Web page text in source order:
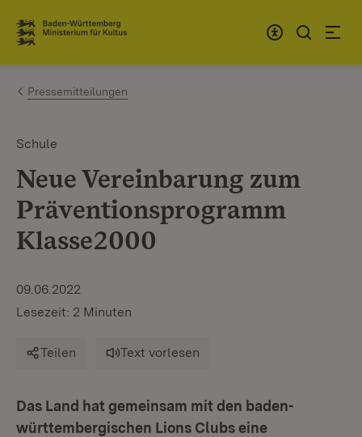
Zum Inhalt springen
Link zur Startseite
Pressemitteilungen
Schule
Neue Vereinbarung zum
Präventionsprogramm
Klasse2000
09.06.2022
Lesezeit: 2 Minuten
Teilen Text vorlesen
Das Land hat gemeinsam mit den baden-
württembergischen Lions Clubs eine